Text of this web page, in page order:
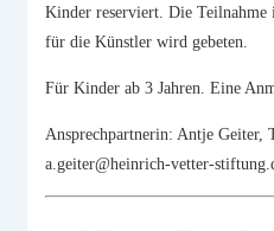
Kinder reserviert. Die Teilnahme
für die Künstler wird gebeten.
Für Kinder ab 3 Jahren. Eine
Ansprechpartnerin: Antje Geiter,
a.geiter@heinrich-vetter-